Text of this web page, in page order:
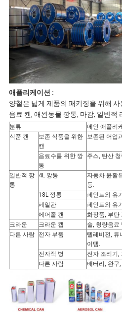
애플리케이션 :
양철은 넓게 제품의 패키징을 위해
음료 캔, 애완동물 깡통, 마감, 일반적
분류
메인 애플리
식품 캔
보존 식품을 위한
캔
보존된 어업
음료수를 위한 깡
통
주스, 탄산
일반적 깡
통
4L 깡통
자동차 윤활
등.
18L 깡통
페인트와 유
페일관
페인트와 유
에어졸 캔
화장품, 부탄
크라운
크라운 캡
술, 청량음료
다른 사람
전자 부품
텔레비전, 튜
이템.
전자적 병
전자 조리기,
다른 사람
배터리, 완구